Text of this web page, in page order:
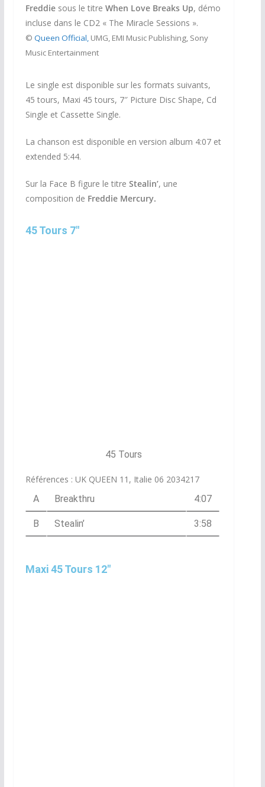
Freddiesous le titre When Love Breaks Up, démo
incluse dans le CD2 « The Miracle Sessions ».
© Queen Official,UMG, EMI Music Publishing, Sony
Music Entertainment
Le single est disponible sur les formats suivants,
45 tours, Maxi 45 tours, 7″ Picture Disc Shape, Cd
Single et Cassette Single.
La chanson est disponible en version album 4:07 et
extended 5:44.
Sur la Face B figure le titre Stealin’, une
composition de Freddie Mercury.
45 Tours 7"
45 Tours
Références : UK QUEEN 11, Italie 06 2034217
A
Breakthru 4:07
B Stealin’ 3:58
Maxi 45 Tours 12"